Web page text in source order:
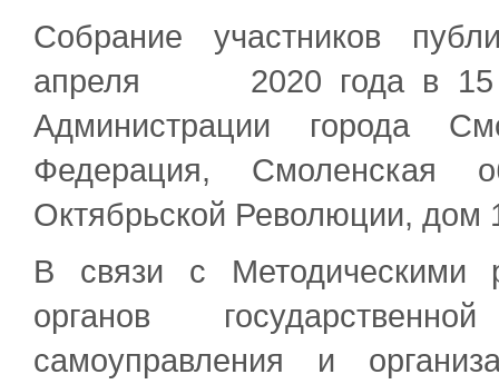
Собрание участников
апреля 2020 года в 15
Администрации города
Федерация, Смоленская
Октябрьской Революции, дом
В связи с Методическими
органов
самоуправления и